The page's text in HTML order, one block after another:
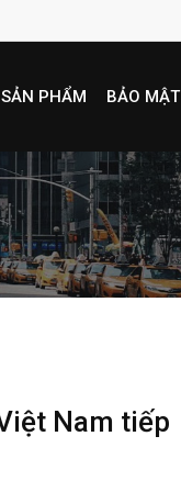
SẢN PHẨM BẢO MẬT
Nam tiếp